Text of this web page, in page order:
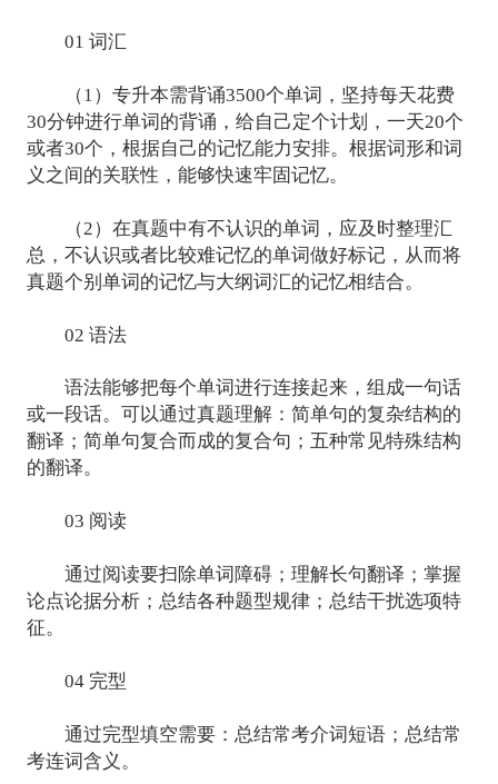
01 词汇
（1）专升本需背诵3500个单词，坚持每天花费
30分钟进行单词的背诵，给自己定个计划，一天20个
或者30个，根据自己的记忆能力安排。根据词形和词
义之间的关联性，能够快速牢固记忆。
（2）在真题中有不认识的单词，应及时整理汇
总，不认识或者比较难记忆的单词做好标记，从而将
真题个别单词的记忆与大纲词汇的记忆相结合。
02 语法
语法能够把每个单词进行连接起来，组成一句话
或一段话。可以通过真题理解：简单句的复杂结构的
翻译；简单句复合而成的复合句；五种常见特殊结构
的翻译。
03 阅读
通过阅读要扫除单词障碍；理解长句翻译；掌握
论点论据分析；总结各种题型规律；总结干扰选项特
征。
04 完型
通过完型填空需要：总结常考介词短语；总结常
考连词含义。